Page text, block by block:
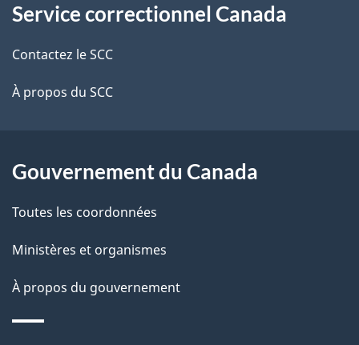
i
l
s
e
p
a
propos
de
ce
Service correctionnel Canada
Contactez le SCC
À propos du SCC
Gouvernement du Canada
Toutes les coordonnées
Ministères et organismes
À propos du gouvernement